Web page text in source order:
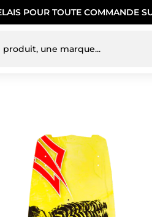
POUR TOUTE COMMANDE